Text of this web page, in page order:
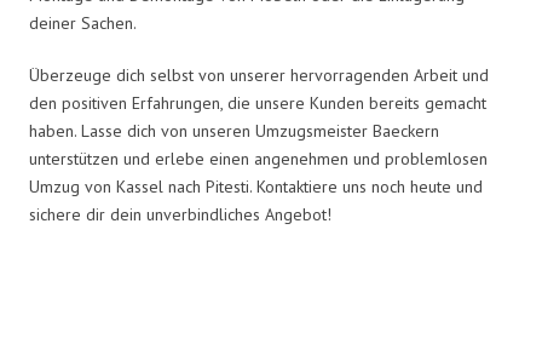
deiner Sachen.
Überzeuge dich selbst von unserer hervorragenden Arbeit und
den positiven Erfahrungen, die unsere Kunden bereits gemacht
haben. Lasse dich von unseren Umzugsmeister Baeckern
unterstützen und erlebe einen angenehmen und problemlosen
Umzug von Kassel nach Pitesti. Kontaktiere uns noch heute und
sichere dir dein unverbindliches Angebot!